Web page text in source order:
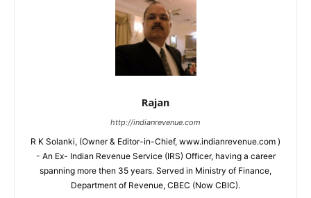
Rajan
http://indianrevenue.com
R K Solanki, (Owner & Editor-in-Chief, www.indianrevenue.com )
- An Ex- Indian Revenue Service (IRS) Officer, having a career
spanning more then 35 years. Served in Ministry of Finance,
Department of Revenue, CBEC (Now CBIC).